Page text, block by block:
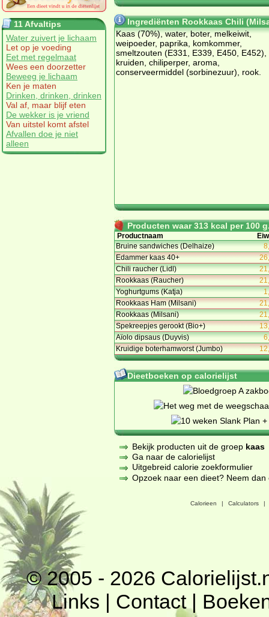
11 Afvaltips
Water zuivert je lichaam
Let op je voeding
Eet met regelmaat
Wees een doorzetter
Beweeg je lichaam
Ken je maten
Drinken, drinken, drinken
Val af, maar blijf eten
De wekker is je vriend
Van uitstel komt afstel
Afvallen doe je niet
alleen
Ingrediënten Rookkaas Chili
Kaas (70%), water, boter, melkeiwit,
weipoeder, paprika, komkommer,
smeltzouten (E331, E339, E450, E452),
kruiden, chiliperper, aroma,
conserveermiddel (sorbinezuur), rook.
Producten waar 313 kcal per 100
Productnaam
Bruine sandwiches (Delhaize)
Edammer kaas 40+
Chili raucher (Lidl)
Rookkaas (Raucher)
Yoghurtgums (Katja)
Rookkaas Ham (Milsani)
Rookkaas (Milsani)
Spekreepjes gerookt (Bio+)
Aïolo dipsaus (Duyvis)
Kruidige boterhamworst (Jumbo)
Dieetboeken op calorielijst
Bekijk producten uit de groep kaas
Ga naar de calorielijst
Uitgebreid calorie zoekformulier
Opzoek naar een dieet? Neem
Calorieen | Calculators |
© 2005 - 2026
Links | Contact|